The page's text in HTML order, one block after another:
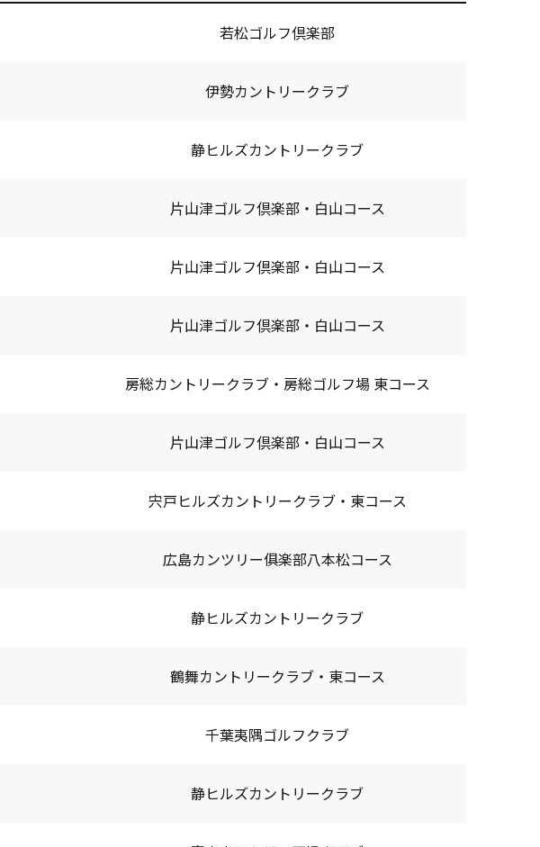
若松ゴルフ倶楽部
伊勢カントリークラブ
静ヒルズカントリークラブ
片山津ゴルフ倶楽部・白山コース
片山津ゴルフ倶楽部・白山コース
片山津ゴルフ倶楽部・白山コース
房総カントリークラブ・房総ゴルフ場 東コース
片山津ゴルフ倶楽部・白山コース
宍戸ヒルズカントリークラブ・東コース
広島カンツリー俱楽部八本松コース
静ヒルズカントリークラブ
鶴舞カントリークラブ・東コース
千葉夷隅ゴルフクラブ
静ヒルズカントリークラブ